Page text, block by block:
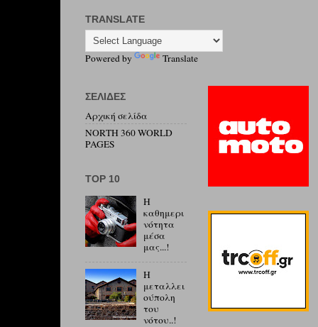
TRANSLATE
Powered by Translate
ΣΕΛΊΔΕΣ
Αρχική σελίδα
NORTH 360 WORLD
PAGES
ΤΟP 10
Η
καθημερι
νότητα
μέσα
μας...!
Η
μεταλλει
ούπολη
του
νότου..!